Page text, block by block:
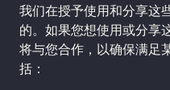
我们在授予使用和分享这
的。如果您想使用或分享
将与您合作，以确保满足
括：